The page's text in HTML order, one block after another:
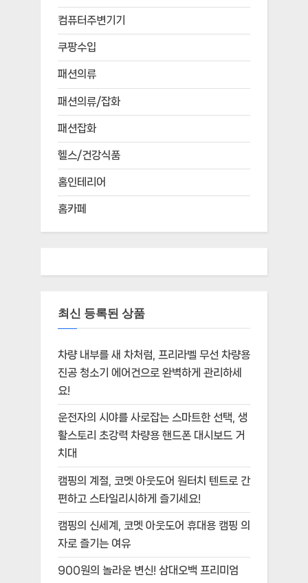
컴퓨터주변기기
쿠팡수입
패션의류
패션의류/잡화
패션잡화
헬스/건강식품
홈인테리어
홈카페
최신 등록된 상품
차량 내부를 새 차처럼, 프리라벨 무선 차량용
진공 청소기 에어건으로 완벽하게 관리하세
요!
운전자의 시야를 사로잡는 스마트한 선택, 생
활스토리 초강력 차량용 핸드폰 대시보드 거
치대
캠핑의 계절, 코멧 아웃도어 원터치 텐트로 간
편하고 스타일리시하게 즐기세요!
캠핑의 신세계, 코멧 아웃도어 휴대용 캠핑 의
자로 즐기는 여유
900원의 놀라운 변신! 삼대오백 프리미엄